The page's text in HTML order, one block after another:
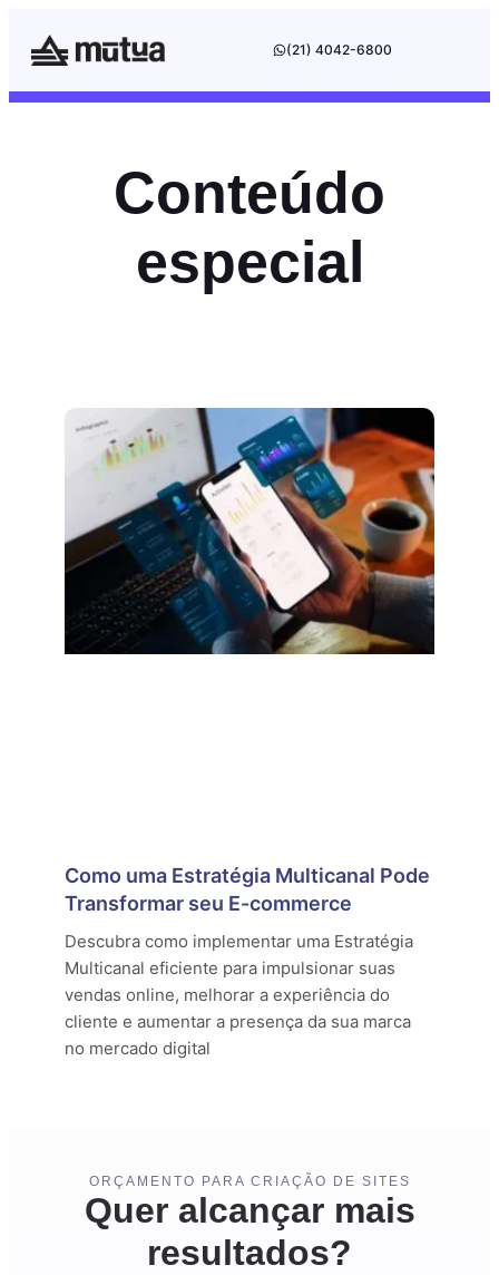
(21) 4042-6800
Conteúdo
especial
Como uma Estratégia Multicanal Pode
Transformar seu E-commerce
Descubra como implementar uma Estratégia
Multicanal eficiente para impulsionar suas
vendas online, melhorar a experiência do
cliente e aumentar a presença da sua marca
no mercado digital
ORÇAMENTO PARA CRIAÇÃO DE SITES
Quer alcançar mais
resultados?